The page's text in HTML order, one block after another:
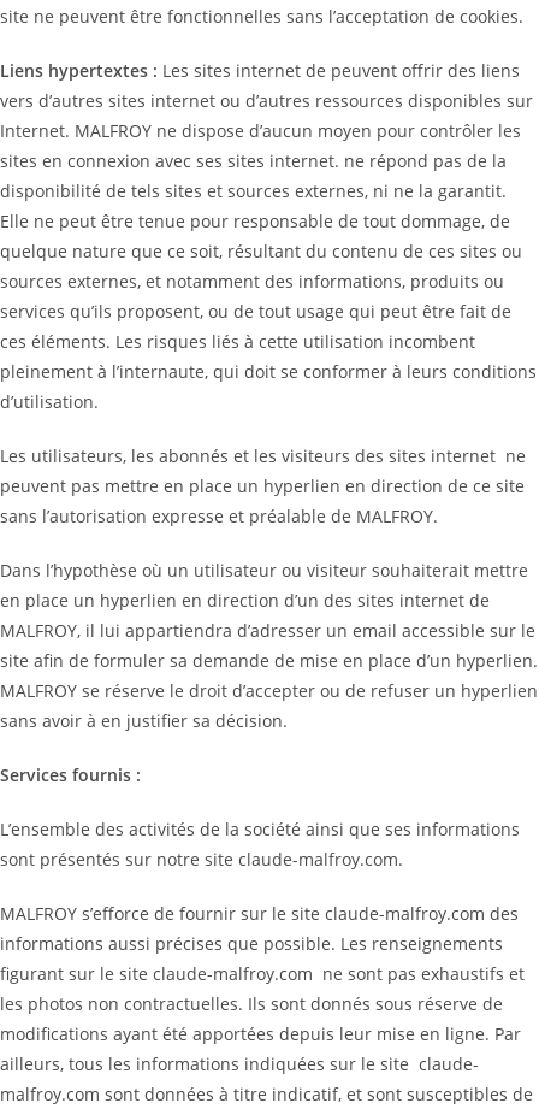
site ne peuvent être fonctionnelles sans l’acceptation de cookies.
Liens hypertextes : Les sites internet de peuvent offrir des liens
vers d’autres sites internet ou d’autres ressources disponibles sur
Internet. MALFROY ne dispose d’aucun moyen pour contrôler les
sites en connexion avec ses sites internet. ne répond pas de la
disponibilité de tels sites et sources externes, ni ne la garantit.
Elle ne peut être tenue pour responsable de tout dommage, de
quelque nature que ce soit, résultant du contenu de ces sites ou
sources externes, et notamment des informations, produits ou
services qu’ils proposent, ou de tout usage qui peut être fait de
ces éléments. Les risques liés à cette utilisation incombent
pleinement à l’internaute, qui doit se conformer à leurs conditions
d’utilisation.
Les utilisateurs, les abonnés et les visiteurs des sites internet ne
peuvent pas mettre en place un hyperlien en direction de ce site
sans l’autorisation expresse et préalable de MALFROY.
Dans l’hypothèse où un utilisateur ou visiteur souhaiterait mettre
en place un hyperlien en direction d’un des sites internet de
MALFROY, il lui appartiendra d’adresser un email accessible sur le
site afin de formuler sa demande de mise en place d’un hyperlien.
MALFROY se réserve le droit d’accepter ou de refuser un hyperlien
sans avoir à en justifier sa décision.
Services fournis :
L’ensemble des activités de la société ainsi que ses informations
sont présentés sur notre site claude-malfroy.com.
MALFROY s’efforce de fournir sur le site claude-malfroy.com des
informations aussi précises que possible. Les renseignements
figurant sur le site claude-malfroy.com ne sont pas exhaustifs et
les photos non contractuelles. Ils sont donnés sous réserve de
modifications ayant été apportées depuis leur mise en ligne. Par
ailleurs, tous les informations indiquées sur le site claude-
malfroy.com sont données à titre indicatif, et sont susceptibles de